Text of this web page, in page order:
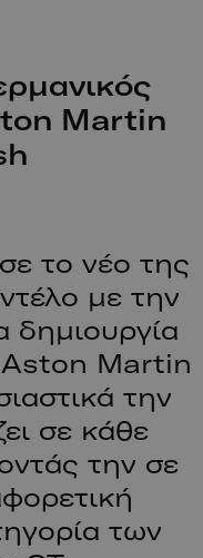
Martin
το νέο της
με την
δημιουργία
Aston Martin
την
σε κάθε
την σε
των